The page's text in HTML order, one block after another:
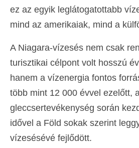
ez az egyik leglátogatottabb
mind az amerikaiak, mind a
A Niagara-vízesés nem csak
turisztikai célpont volt hosszú
hanem a vízenergia fontos
több mint 12 000 évvel ezelőtt, a
gleccsertevékenység során
idővel a Föld sokak szerint
vízesésévé fejlődött.